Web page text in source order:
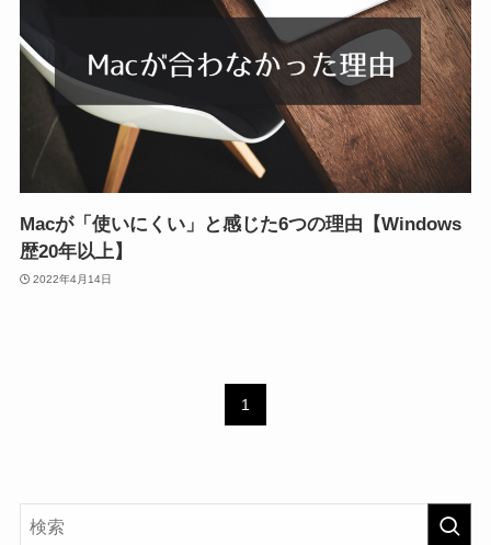
Macが「使いにくい」と感じた6つの理由【Windows
歴20年以上】
2022年4月14日
1